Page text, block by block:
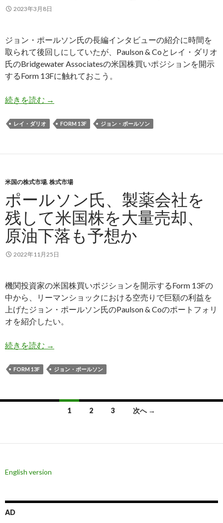
2023年3月8日
ジョン・ポールソン氏の長編インタビューの紹介に時間を
取られて後回しにしていたが、Paulson & Coとレイ・ダリオ
氏のBridgewater Associatesの米国株買いポジションを開示
するForm 13Fに触れておこう。
続きを読む ダリオ氏、ポールソン氏、ともに米国株買い持
→
レイ・ダリオ FORM 13F ジョン・ポールソン
米国の株式市場, 株式市場
ポールソン氏、製薬会社を
残して米国株を大量売却、
原油下落も予想か
2022年11月25日
機関投資家の米国株買いポジションを開示するForm 13Fの
中から、リーマンショックにおける空売りで巨額の利益を
上げたジョン・ポールソン氏のPaulson & Coのポートフォリ
オを紹介したい。
続きを読む ポールソン氏、製薬会社を残して米国株を大量
→
FORM 13F ジョン・ポールソン
ナ
ゲ
ー
シ
1 2 3 次へ →
English version
AD